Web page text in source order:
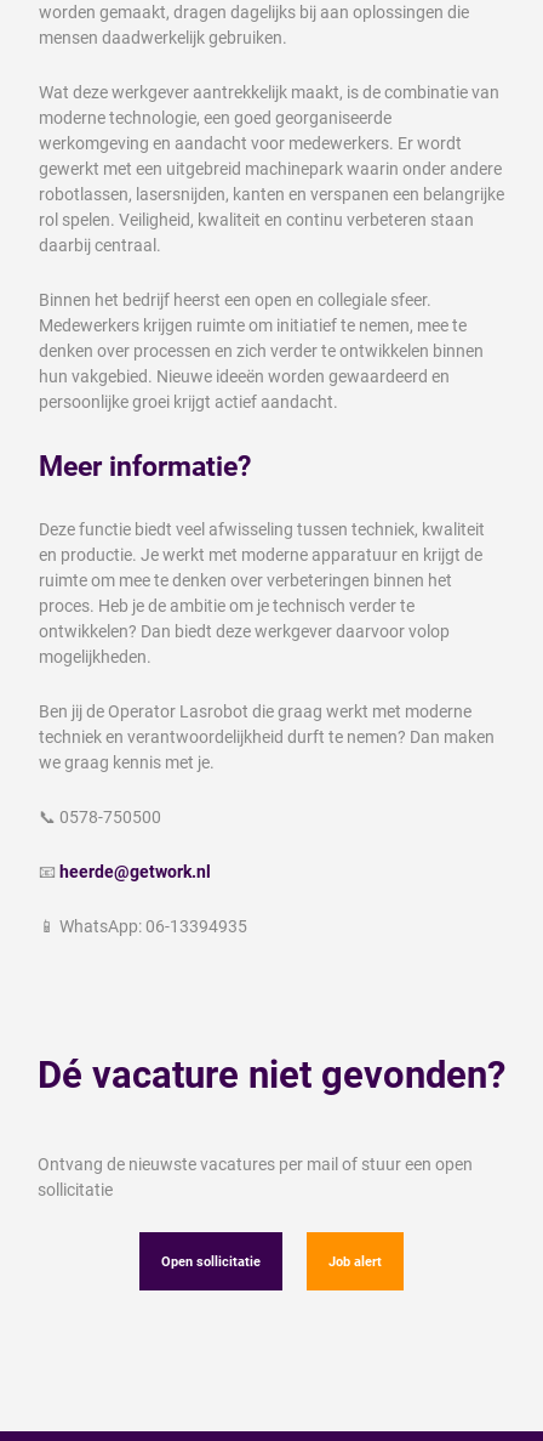
worden gemaakt, dragen dagelijks bij aan oplossingen die
mensen daadwerkelijk gebruiken.
Wat deze werkgever aantrekkelijk maakt, is de combinatie van
moderne technologie, een goed georganiseerde
werkomgeving en aandacht voor medewerkers. Er wordt
gewerkt met een uitgebreid machinepark waarin onder andere
robotlassen, lasersnijden, kanten en verspanen een belangrijke
rol spelen. Veiligheid, kwaliteit en continu verbeteren staan
daarbij centraal.
Binnen het bedrijf heerst een open en collegiale sfeer.
Medewerkers krijgen ruimte om initiatief te nemen, mee te
denken over processen en zich verder te ontwikkelen binnen
hun vakgebied. Nieuwe ideeën worden gewaardeerd en
persoonlijke groei krijgt actief aandacht.
Meer informatie?
Deze functie biedt veel afwisseling tussen techniek, kwaliteit
en productie. Je werkt met moderne apparatuur en krijgt de
ruimte om mee te denken over verbeteringen binnen het
proces. Heb je de ambitie om je technisch verder te
ontwikkelen? Dan biedt deze werkgever daarvoor volop
mogelijkheden.
Ben jij de Operator Lasrobot die graag werkt met moderne
techniek en verantwoordelijkheid durft te nemen? Dan maken
we graag kennis met je.
📞 0578-750500
📧 heerde@getwork.nl
📱 WhatsApp: 06-13394935
Dé vacature niet gevonden?
Ontvang de nieuwste vacatures per mail of stuur een open
sollicitatie
Open sollicitatie Job alert